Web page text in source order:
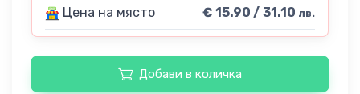
Цена на място € 15.90 / 31.10 лв.
Добави в количка